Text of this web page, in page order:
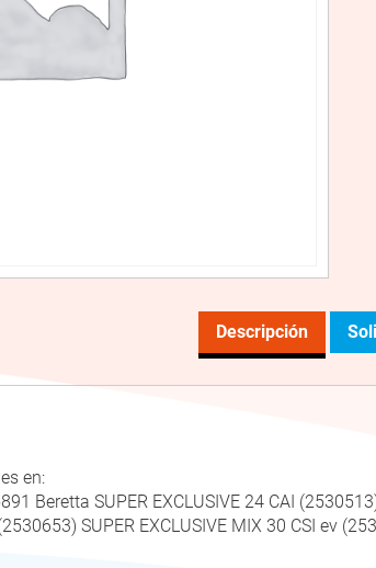
Descripción
en:
Beretta SUPER EXCLUSIVE 24 CAI
SUPER EXCLUSIVE MIX 30 CSI ev